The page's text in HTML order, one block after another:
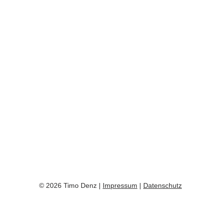
© 2026 Timo Denz | Impressum | Datenschutz